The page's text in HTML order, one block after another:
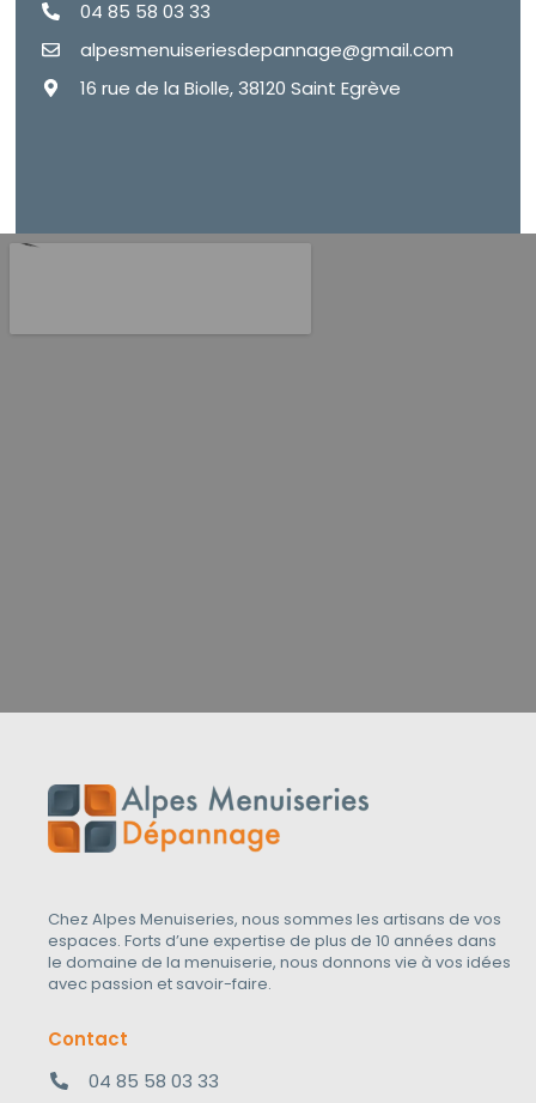
04 85 58 03 33
alpesmenuiseriesdepannage@gmail.com
16 rue de la Biolle, 38120 Saint Egrève
Chez Alpes Menuiseries, nous sommes les artisans de vos
espaces. Forts d’une expertise de plus de 10 années dans
le domaine de la menuiserie, nous donnons vie à vos idées
avec passion et savoir-faire.
Contact
04 85 58 03 33